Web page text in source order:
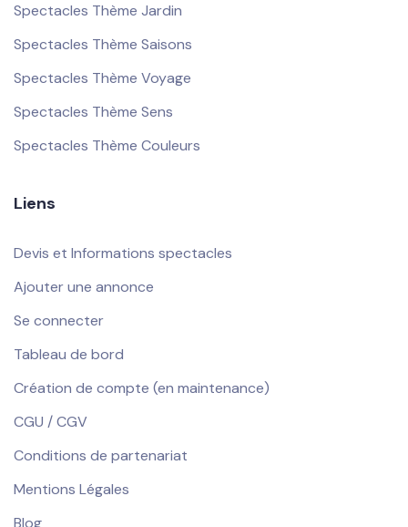
Spectacles Thème Jardin
Spectacles Thème Saisons
Spectacles Thème Voyage
Spectacles Thème Sens
Spectacles Thème Couleurs
Liens
Devis et Informations spectacles
Ajouter une annonce
Se connecter
Tableau de bord
Création de compte (en maintenance)
CGU / CGV
Conditions de partenariat
Mentions Légales
Blog